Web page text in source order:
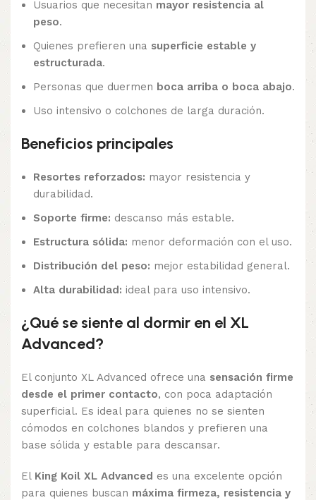
Usuarios que necesitan mayor resistencia al
peso.
Quienes prefieren una superficie estable y
estructurada.
Personas que duermen boca arriba o boca abajo.
Uso intensivo o colchones de larga duración.
Beneficios principales
Resortes reforzados: mayor resistencia y
durabilidad.
Soporte firme: descanso más estable.
Estructura sólida: menor deformación con el uso.
Distribución del peso: mejor estabilidad general.
Alta durabilidad: ideal para uso intensivo.
¿Qué se siente al dormir en el XL
Advanced?
El conjunto XL Advanced ofrece una sensación firme
desde el primer contacto, con poca adaptación
superficial. Es ideal para quienes no se sienten
cómodos en colchones blandos y prefieren una
base sólida y estable para descansar.
El King Koil XL Advanced es una excelente opción
para quienes buscan máxima firmeza, resistencia y